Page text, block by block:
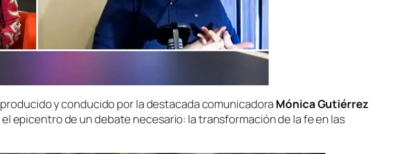
y conducido por la destacada comunicadora Mónica Gutiérrez
epicentro de un debate necesario: la transformación de la fe en las